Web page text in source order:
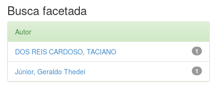
Busca facetada
Autor
1
DOS REIS CARDOSO, TACIANO
1
Júnior, Geraldo Thedei